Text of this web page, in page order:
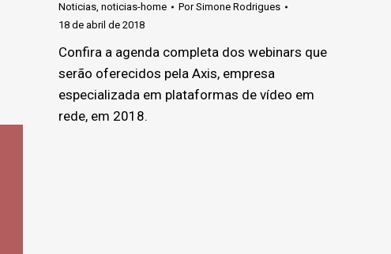
Noticias, noticias-home PorSimone Rodrigues
18 de abril de 2018
Confira a agenda completa dos webinars que
serão oferecidos pela Axis, empresa
especializada em plataformas de vídeo em
rede, em 2018.